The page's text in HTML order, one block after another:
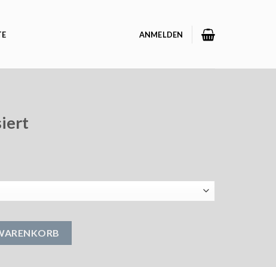
ANMELDEN